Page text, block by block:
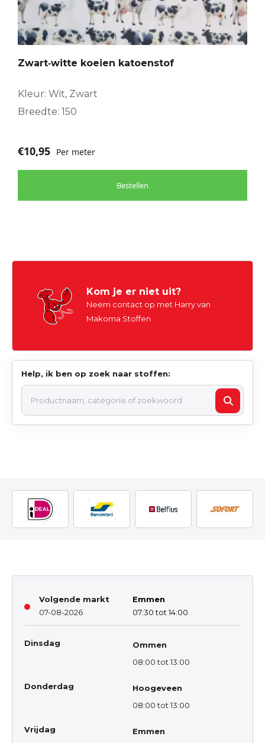
Zwart‑witte koeien katoenstof
Kleur: Wit, Zwart
Breedte: 150
€10,95 Per meter
Bestellen
Kom je er niet uit?
Neem contact op met Harry van
Makoma Stoffen
Help, ik ben op zoek naar stoffen:
Volgende markt
07-08-2026
Emmen
07:30 tot 14:00
Dinsdag
Ommen
08:00 tot 13:00
Donderdag
Hoogeveen
08:00 tot 13:00
Vrijdag
Emmen